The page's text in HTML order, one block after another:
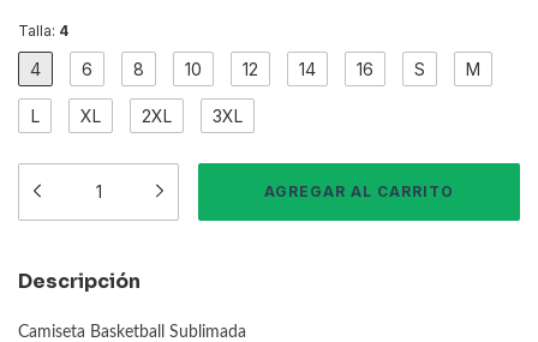
Talla: 4
4 6 8 10 12 14 16 S M
L XL 2XL 3XL
Descripción
Camiseta Basketball Sublimada